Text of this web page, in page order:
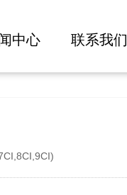
中心 联系我们